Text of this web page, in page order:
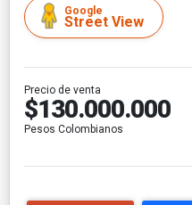
Google
Street View
Precio de venta
$130.000.000
Pesos Colombianos